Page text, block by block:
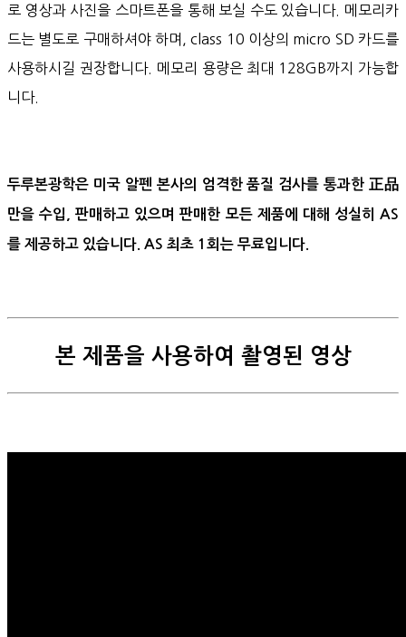
로 영상과 사진을 스마트폰을 통해 보실 수도 있습니다. 메모리카
드는 별도로 구매하셔야 하며, class 10 이상의 micro SD 카드를
사용하시길 권장합니다. 메모리 용량은 최대 128GB까지 가능합
니다.
두루본광학은 미국 알펜 본사의 엄격한 품질 검사를 통과한 正品
만을 수입, 판매하고 있으며 판매한 모든 제품에 대해 성실히 AS
를 제공하고 있습니다. AS 최초 1회는 무료입니다.
본 제품을 사용하여 촬영된 영상